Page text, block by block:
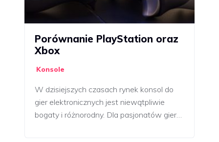
Porównanie PlayStation oraz
Xbox
Konsole
W dzisiejszych czasach rynek konsol do
gier elektronicznych jest niewątpliwie
bogaty i różnorodny. Dla pasjonatów gier…